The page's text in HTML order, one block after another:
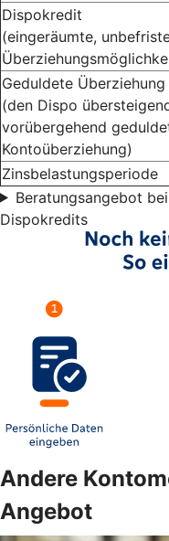
Dispokredit
(eingeräumte,
Geduldete Überziehung
(den Dispo
vorübergehend
Kontoüberziehung)
Zinsbelastungsperiode
Beratungsangebot
Dispokredits
Andere
Angebot